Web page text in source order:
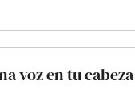
voz en tu